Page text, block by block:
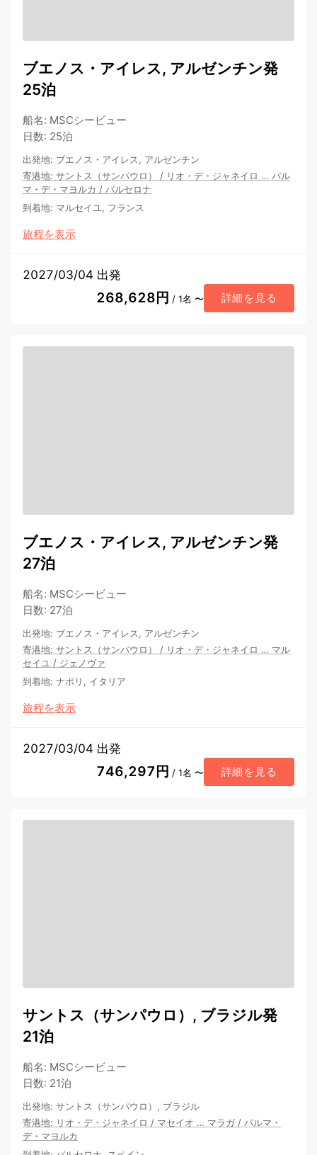
ブエノス・アイレス, アルゼンチン発
25泊
船名: MSCシービュー
日数: 25泊
出発地: ブエノス・アイレス, アルゼンチン
寄港地: サントス（サンパウロ） / リオ・デ・ジャネイロ … パル
マ・デ・マヨルカ / バルセロナ
到着地: マルセイユ, フランス
旅程を表示
2027/03/04 出発
268,628円 / 1名 〜 詳細を見る
ブエノス・アイレス, アルゼンチン発
27泊
船名: MSCシービュー
日数: 27泊
出発地: ブエノス・アイレス, アルゼンチン
寄港地: サントス（サンパウロ） / リオ・デ・ジャネイロ … マル
セイユ / ジェノヴァ
到着地: ナポリ, イタリア
旅程を表示
2027/03/04 出発
746,297円 / 1名 〜 詳細を見る
サントス（サンパウロ）, ブラジル発
21泊
船名: MSCシービュー
日数: 21泊
出発地: サントス（サンパウロ）, ブラジル
寄港地: リオ・デ・ジャネイロ / マセイオ … マラガ / パルマ・
デ・マヨルカ